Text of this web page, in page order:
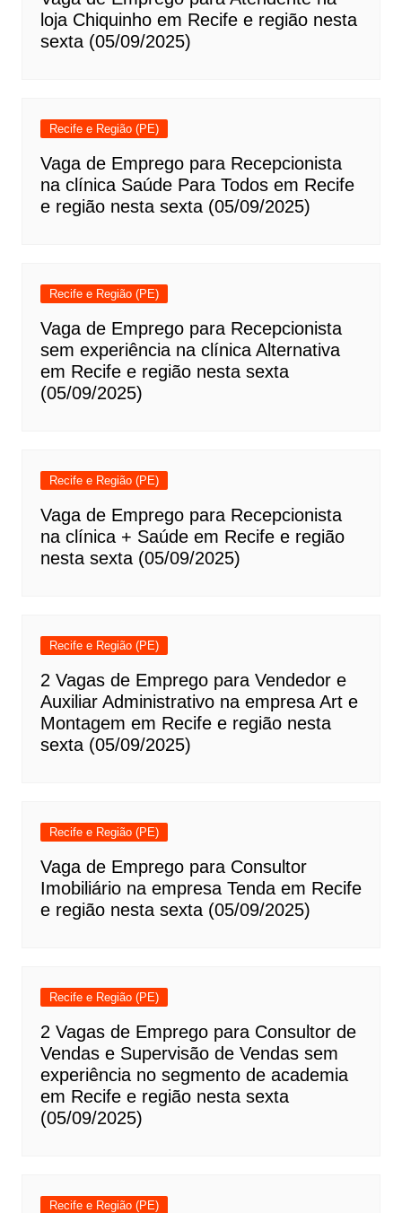
loja Chiquinho em Recife e região nesta
sexta (05/09/2025)
Recife e Região (PE)
Vaga de Emprego para Recepcionista
na clínica Saúde Para Todos em Recife
e região nesta sexta (05/09/2025)
Recife e Região (PE)
Vaga de Emprego para Recepcionista
sem experiência na clínica Alternativa
em Recife e região nesta sexta
(05/09/2025)
Recife e Região (PE)
Vaga de Emprego para Recepcionista
na clínica + Saúde em Recife e região
nesta sexta (05/09/2025)
Recife e Região (PE)
2 Vagas de Emprego para Vendedor e
Auxiliar Administrativo na empresa Art e
Montagem em Recife e região nesta
sexta (05/09/2025)
Recife e Região (PE)
Vaga de Emprego para Consultor
Imobiliário na empresa Tenda em Recife
e região nesta sexta (05/09/2025)
Recife e Região (PE)
2 Vagas de Emprego para Consultor de
Vendas e Supervisão de Vendas sem
experiência no segmento de academia
em Recife e região nesta sexta
(05/09/2025)
Recife e Região (PE)